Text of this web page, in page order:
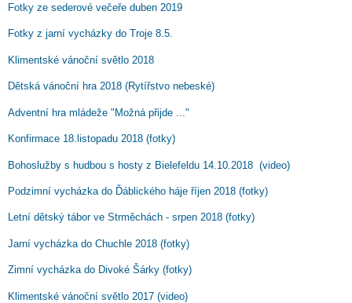
Fotky ze sederové večeře duben 2019
Fotky z jarní vycházky do Troje 8.5.
Klimentské vánoční světlo 2018
Dětská vánoční hra 2018 (Rytířstvo nebeské)
Adventní hra mládeže "Možná přijde ..."
Konfirmace 18.listopadu 2018 (fotky)
Bohoslužby s hudbou s hosty z Bielefeldu 14.10.2018 (video)
Podzimní vycházka do Ďáblického háje říjen 2018 (fotky)
Letní dětský tábor ve Strměchách - srpen 2018 (fotky)
Jarní vycházka do Chuchle 2018 (fotky)
Zimní vycházka do Divoké Šárky (fotky)
Klimentské vánoční světlo 2017 (video)